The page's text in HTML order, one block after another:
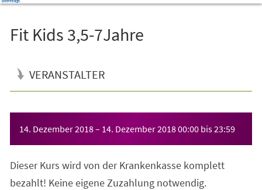
Fit Kids 3,5-7Jahre
VERANSTALTER
14. Dezember 2018– 14. Dezember 201800:00 bis23:59
Dieser Kurs wird von der Krankenkasse komplett
bezahlt! Keine eigene Zuzahlung notwendig.